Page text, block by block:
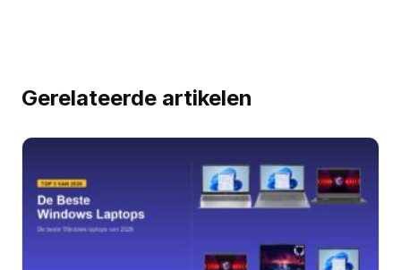
Gerelateerde artikelen